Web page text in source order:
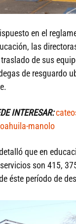
en el
las
de sus
de resguardo
INTERESAR:
manolo
que en
son 415,
éste período de